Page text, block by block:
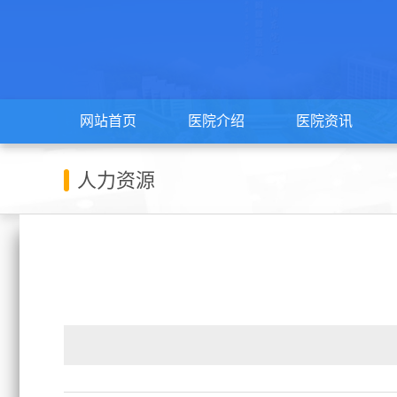
网站首页 医院介绍 医院资讯
人力资源